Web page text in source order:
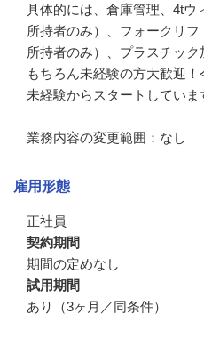
具体的には、倉庫管理、4t
所持者のみ）、フォークリ
所持者のみ）、プラスチック
もちろん未経験の方大歓迎
未経験からスタートしていま
業務内容の変更範囲：なし
雇用形態
正社員
契約期間
期間の定めなし
試用期間
あり（3ヶ月／同条件）